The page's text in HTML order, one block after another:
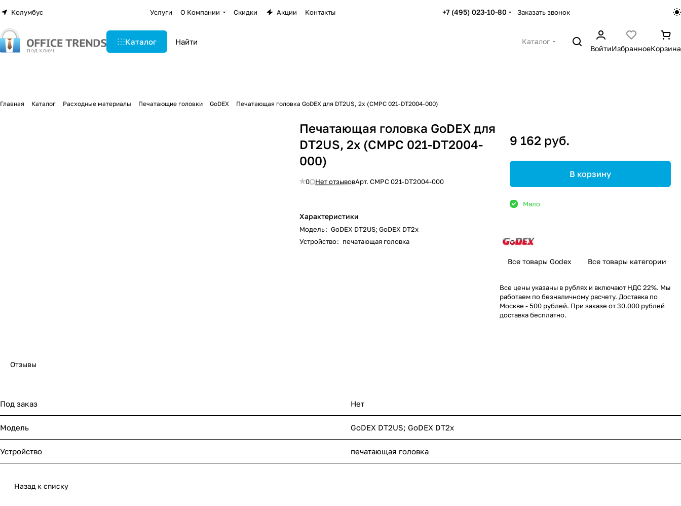
Колумбус Услуги О Компании Скидки Акции Контакты +7 (495) 023-10-80 Заказать звонок
Каталог
Каталог
ВойтиИзбранноеКорзина
Главная Каталог Расходные материалы Печатающие головки GoDEX Печатающая головка GoDEX для DT2US, 2x (CMPC 021-DT2004-000)
Печатающая головка GoDEX для
DT2US, 2x (CMPC 021-DT2004-
000)
0 Нет отзывовАрт.CMPC 021-DT2004-000
Характеристики
Модель: GoDEX DT2US; GoDEX DT2x
Устройство: печатающая головка
9 162 руб.
В корзину
Мало
Все товары Godex Все товары категории
Все цены указаны в рублях и включают НДС 22%. Мы
работаем по безналичному расчету. Доставка по
Москве - 500 рублей. При заказе от 30.000 рублей
доставка бесплатно.
Отзывы
Под заказ Нет
Модель GoDEX DT2US; GoDEX DT2x
Устройство печатающая головка
Назад к списку